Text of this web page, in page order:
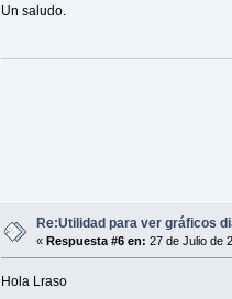
Un saludo.
Re:Utilidad para ver gráficos
«Respuesta #6 en: 27 de Julio de
Hola Lraso